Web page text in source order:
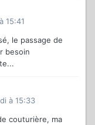
15:41
le passage de
besoin
à 15:33
couturière, ma